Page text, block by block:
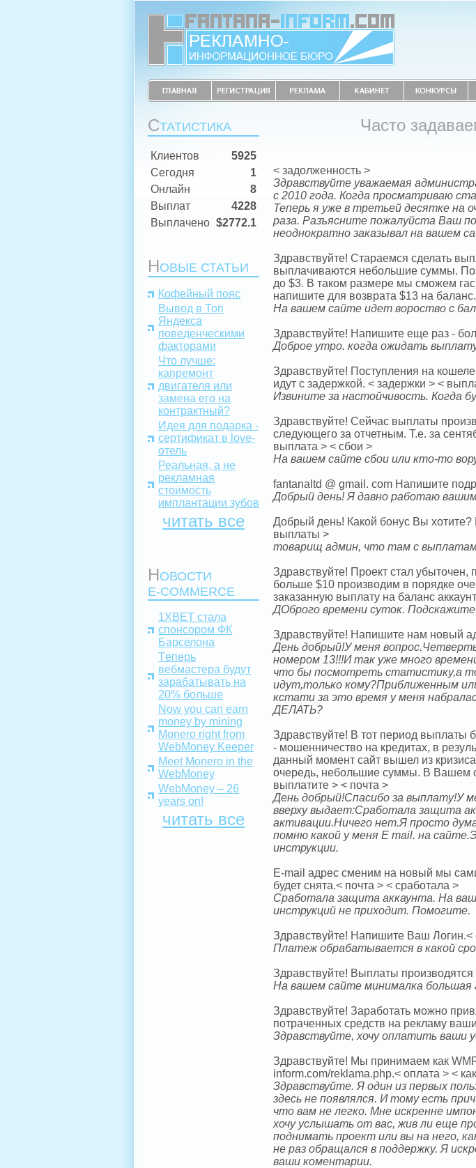
СТАТИСТИКА
Клиентов
5925
Сегодня
1
Онлайн
8
Выплат
4228
Выплачено $2772.1
НОВЫЕ СТАТЬИ
Кофейный пояс
Вывод в Топ
Яндекса
поведенческими
факторами
Что лучше:
капремонт
двигателя или
замена его на
контрактный?
Идея для подарка -
сертификат в love-
отель
Реальная, а не
рекламная
стоимость
имплантации зубов
читать все
НОВОСТИ
E-COMMERCE
1XBET стала
спонсором ФК
Барселона
Tеперь
вебмастера будут
зарабатывать на
20% больше
Now you can earn
money by mining
Monero right from
WebMoney Keeper
Meet Monero in the
WebMoney
WebMoney – 26
years on!
читать все
Часто
< задолженность >
Здравствуйте уважаемая
с 2010 года. Когда просматриваю
Теперь я уже в третьей десятке на
раза. Разъясните пожалуйста Ваш
неоднократно заказывал на вашем
Здравствуйте! Стараемся сделать
выплачиваются небольшие суммы.
до $3. В таком размере мы сможем
напишите для возврата $13 на
На вашем сайте идет вороство с
Здравствуйте! Напишите еще раз -
Доброе утро. когда ожидать
Здравствуйте! Поступления на
идут с задержкой. < задержки > <
Извините за настойчивость. Когда
Здравствуйте! Сейчас выплаты
следующего за отчетным. Т.е. за
выплата > < сбои >
На вашем сайте сбои или кто-то
fantanaltd @ gmail. com Напишите
Добрый день! Я давно работаю
Добрый день! Какой бонус Вы
выплаты >
товарищ админ, что там с
Здравствуйте! Проект стал
больше $10 производим в порядке
заказанную выплату на баланс
ДОброго времени суток.
Здравствуйте! Напишите нам новый
День добрый!У меня
номером 13!!!И так уже много
что бы посмотреть статистику,а
идут,только кому?Приближенным
кстати за это время у меня
ДЕЛАТЬ?
Здравствуйте! В тот период выплаты
- мошенничество на кредитах, в
данный момент сайт вышел из
очередь, небольшие суммы. В Вашем
выплатите > < почта >
День добрый!Спасибо за выплату!У
вверху выдает:Сработала защита
активации.Ничего нет.Я просто
помню какой у меня E mail. на
инструкции.
E-mail адрес сменим на новый мы
будет снята.< почта > < сработала >
Сработала защита аккаунта. На
инструкций не приходит. Помогите.
Здравствуйте! Напишите Ваш Логин.<
Платеж обрабатывается в какой
Здравствуйте! Выплаты
На вашем сайте минималка большая
Здравствуйте! Заработать можно
потраченных средств на рекламу
Здравствуйте, хочу оплатить ваши
Здравствуйте! Мы принимаем как
inform.com/reklama.php.< оплата > <
Здравствуйте. Я один из первых
здесь не появлялся. И тому есть
что вам не легко. Мне искренне
хочу услышать от вас, жив ли еще
поднимать проект или вы на него,
не раз обращался в поддержку. Я
ваши коментарии.